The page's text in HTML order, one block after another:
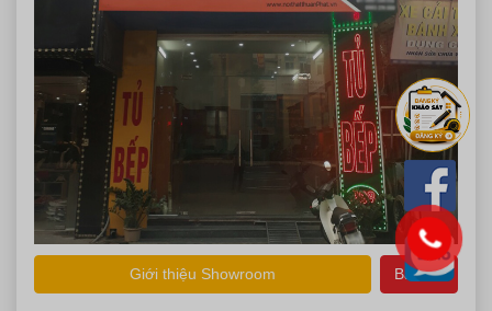
Giới thiệu Showroom Bản đồ